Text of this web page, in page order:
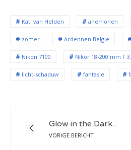
Kati van Helden anemonen
zomer Ardennen Belgie
Nikon 7100 Nikor 18-200 mm F
licht-schaduw fantasie
Glow in the Dark...
VORIGE BERICHT